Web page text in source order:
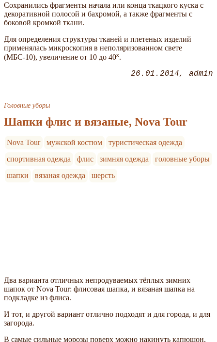
Сохранились фрагменты начала или конца ткацкого куска с
декоративной полосой и бахромой, а также фрагменты с
боковой кромкой ткани.
Для определения структуры тканей и плетеных изделий
применялась микроскопия в неполяризованном свете
(МБС-10), увеличение от 10 до 40х.
26.01.2014 admin
Головные уборы
Шапки флис и вязаные, Nova Tour
Nova Tour мужской костюм
туристическая одежда
спортивная одежда
флис зимняя одежда
головные уборы
шапки
вязаная одежда шерсть
Два варианта отличных непродуваемых тёплых зимних
шапок от Nova Tour: флисовая шапка, и вязаная шапка на
подкладке из флиса.
И тот, и другой вариант отлично подходят и для города, и для
загорода.
В самые сильные морозы поверх можно накинуть капюшон,